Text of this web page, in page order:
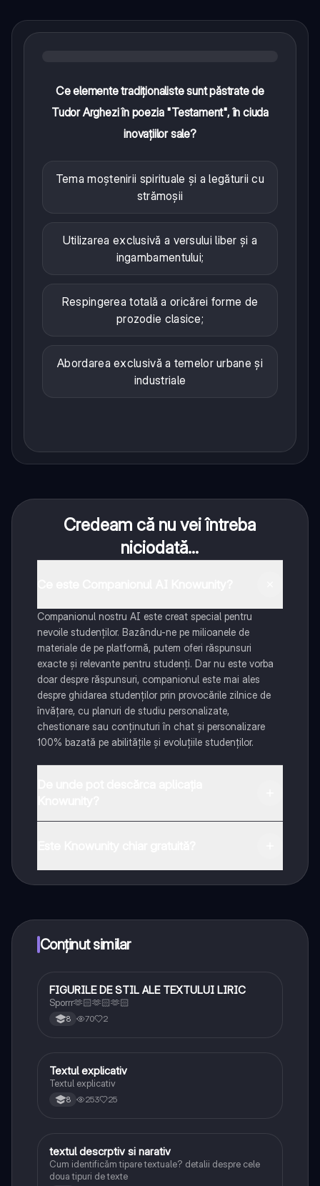
Ce elemente tradiționaliste sunt păstrate de
Tudor Arghezi în poezia "Testament", în ciuda
inovațiilor sale?
Tema moștenirii spirituale și a legăturii cu
strămoșii
Utilizarea exclusivă a versului liber și a
ingambamentului;
Respingerea totală a oricărei forme de
prozodie clasice;
Abordarea exclusivă a temelor urbane și
industriale
Credeam că nu vei întreba
niciodată...
Companionul nostru AI este creat special pentru
nevoile studenților. Bazându-ne pe milioanele de
materiale de pe platformă, putem oferi răspunsuri
exacte și relevante pentru studenți. Dar nu este vorba
doar despre răspunsuri, companionul este mai ales
despre ghidarea studenților prin provocările zilnice de
învățare, cu planuri de studiu personalizate,
chestionare sau conținuturi în chat și personalizare
100% bazată pe abilitățile și evoluțiile studenților.
Conținut similar
Limba și literatura română
FIGURILE DE STIL ALE TEXTULUI LIRIC
Sporrr🫶🏻🫶🏻🫶🏻
8 70 2
Limba și literatura română
Textul explicativ
Textul explicativ
8 253 25
Limba și literatura română
textul descrptiv si narativ
Cum identificăm tipare textuale? detalii despre cele
doua tipuri de texte